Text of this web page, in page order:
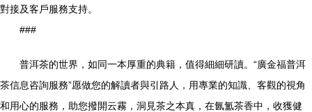
對接及客戶服務支持。
###
普洱茶的世界，如同一本厚重的典籍，值得細細研讀。“廣金福普洱
茶信息咨詢服務”愿做您的解讀者與引路人，用專業的知識、客觀的視角
和用心的服務，助您撥開云霧，洞見茶之本真，在氤氳茶香中，收獲健